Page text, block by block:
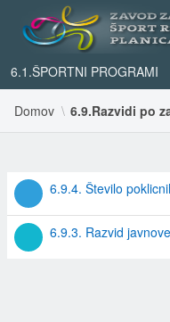
6.1.ŠPORTNI PROGRAMI
Domov 6.9.Razvidi po
REZULTATI
ISKANJA
6.9.4. Število
6.9.3. Razvid